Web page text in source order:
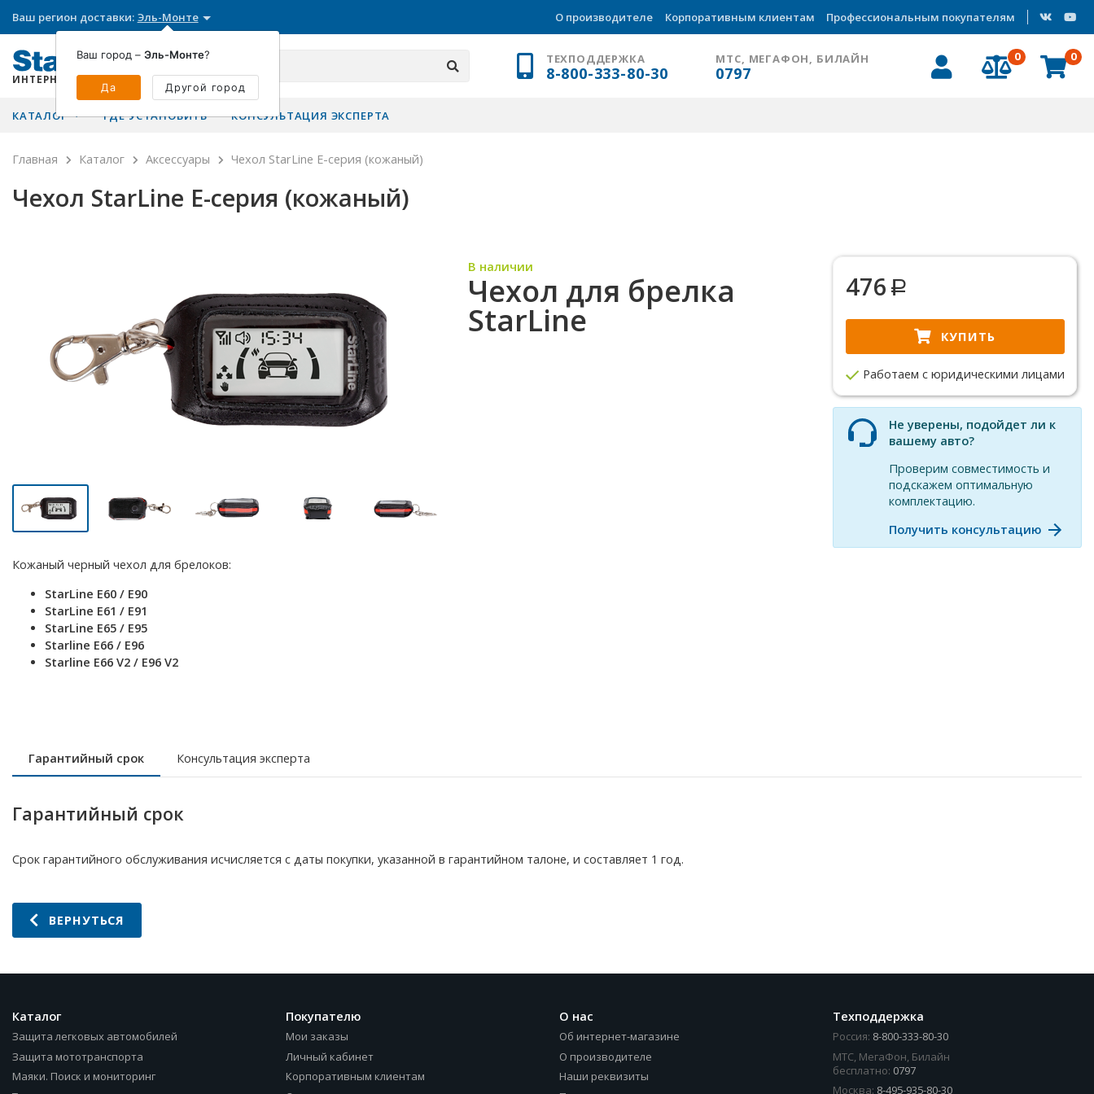
Ваш регион доставки: Эль-Монте О производителе Корпоративным клиентам Профессиональным покупателям
ИНТЕРНЕТ-МАГАЗИН
ТЕХПОДДЕРЖКА
8-800-333-80-30
МТС, МЕГАФОН, БИЛАЙН
0797
0 0
КАТАЛОГ ГДЕ УСТАНОВИТЬ КОНСУЛЬТАЦИЯ ЭКСПЕРТА
Главная Каталог Аксессуары Чехол StarLine Е-серия (кожаный)
Чехол StarLine Е-серия (кожаный)
Кожаный черный чехол для брелоков:
StarLine E60 / E90
StarLine E61 / E91
StarLine E65 / E95
Starline E66 / E96
Starline E66 V2 / E96 V2
В наличии
Чехол для брелка
StarLine
476
КУПИТЬ
Работаем с юридическими лицами
Не уверены, подойдет ли к
вашему авто?
Проверим совместимость и
подскажем оптимальную
комплектацию.
Получить консультацию
Гарантийный срок Консультация эксперта
Гарантийный срок
Срок гарантийного обслуживания исчисляется с даты покупки, указанной в гарантийном талоне, и составляет 1 год.
ВЕРНУТЬСЯ
Каталог
Защита легковых автомобилей
Защита мототранспорта
Маяки. Поиск и мониторинг
Покупателю
Мои заказы
Личный кабинет
Корпоративным клиентам
О нас
Об интернет-магазине
О производителе
Наши реквизиты
Техподдержка
Россия: 8-800-333-80-30
МТС, МегаФон, Билайн
бесплатно: 0797
Москва: 8-495-935-80-30
Ваш город –Эль-Монте?
Да Другой город